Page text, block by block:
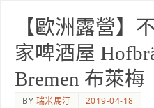
【歐洲露營】
家啤酒屋
Bremen 布萊梅
BY 瑞米馬汀
2019-04-18